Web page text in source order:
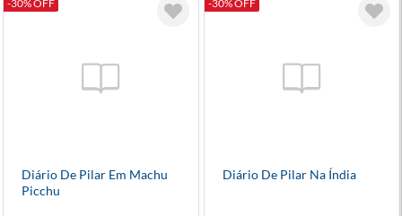
-30% OFF
Diário De Pilar Em Machu
Picchu
-30% OFF
Diário De Pilar Na Índia